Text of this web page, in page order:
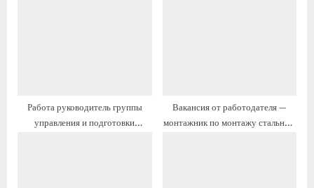
Работа руководитель группы
управления и подготовки
Вакансия от работодателя —
монтажник по монтажу стальных